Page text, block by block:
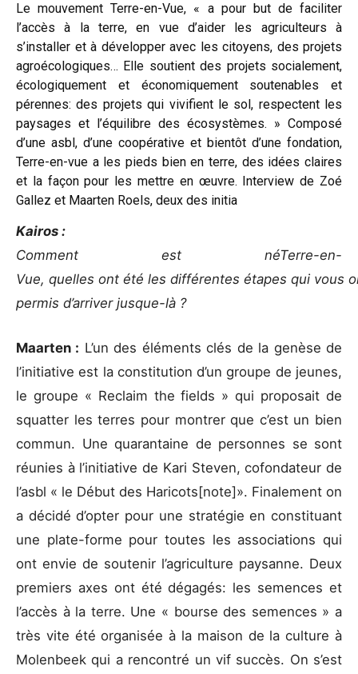
Le mouvement Terre-en-Vue, « a pour but de faciliter
l’accès à la terre, en vue d’aider les agriculteurs à
s’installer et à développer avec les citoyens, des projets
agroécologiques… Elle soutient des projets socialement,
écologiquement et économiquement soutenables et
pérennes: des projets qui vivifient le sol, respectent les
paysages et l’équilibre des écosystèmes. » Composé
d’une asbl, d’une coopérative et bientôt d’une fondation,
Terre-en-vue a les pieds bien en terre, des idées claires
et la façon pour les mettre en œuvre. Interview de Zoé
Gallez et Maarten Roels, deux des initia
Kairos :
Comment est néTerre-en-
Vue, quelles ont été les différentes étapes qui vous
permis d’arriver jusque-là ?
Maarten : L’un des éléments clés de la genèse de
l’initiative est la constitution d’un groupe de jeunes,
le groupe « Reclaim the fields » qui proposait de
squatter les terres pour montrer que c’est un bien
commun. Une quarantaine de personnes se sont
réunies à l’initiative de Kari Steven, cofondateur de
l’asbl « le Début des Haricots[note]». Finalement on
a décidé d’opter pour une stratégie en constituant
une plate-forme pour toutes les associations qui
ont envie de soutenir l’agriculture paysanne. Deux
premiers axes ont été dégagés: les semences et
l’accès à la terre. Une « bourse des semences » a
très vite été organisée à la maison de la culture à
Molenbeek qui a rencontré un vif succès. On s’est